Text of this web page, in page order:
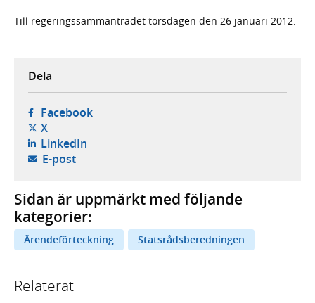
Till regeringssammanträdet torsdagen den 26 januari 2012.
Dela
Facebook- öppnas i ny flik, extern webbplats,
X- öppnas i ny flik, extern webbplats,
LinkedIn- öppnas i ny flik, extern webbplats,
E-post- öppnar din e-postklient,
Sidan är uppmärkt med följande
kategorier:
Ärendeförteckning Statsrådsberedningen
Relaterat